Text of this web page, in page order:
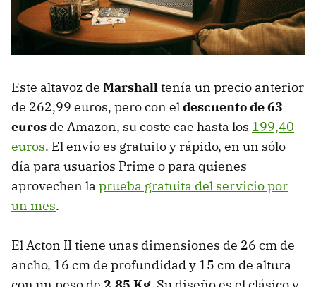
Este altavoz de Marshalltenía un precio anterior
de 262,99 euros, pero con eldescuento de 63
euros de Amazon, su coste cae hasta los 199,40
euros. El envío es gratuito y rápido, en un sólo
día para usuarios Prime o para quienes
aprovechen la prueba gratuita del servicio por
un mes.
El Acton II tiene unas dimensiones de 26 cm de
ancho, 16 cm de profundidad y 15 cm de altura